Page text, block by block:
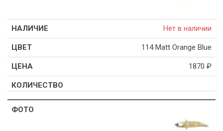
Нет в наличии
114 Matt Orange Blue
1870 ₽